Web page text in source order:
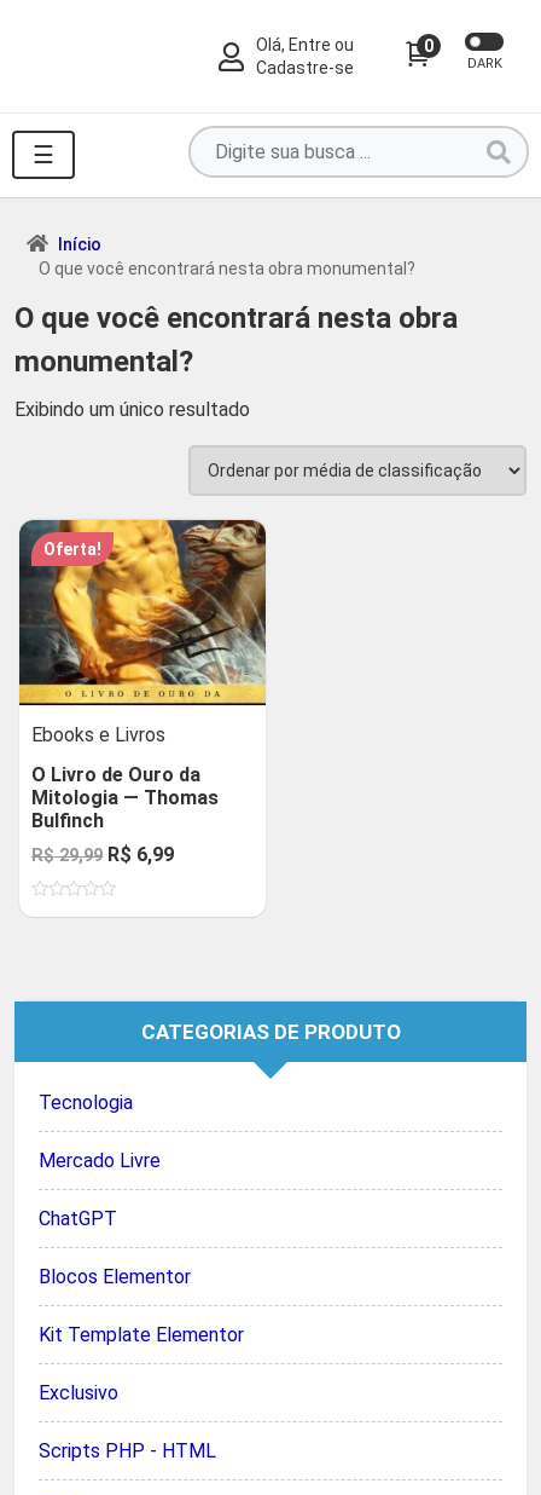
Olá, Entre ou
Cadastre-se
0
DARK
☰
Pesquise
por
produtos
...
Início
O que você encontrará nesta obra monumental?
O que você encontrará nesta obra
monumental?
Exibindo um único resultado
Oferta!
Ebooks e Livros
O Livro de Ouro da
Mitologia — Thomas
Bulfinch
R$29,99 O
preço
original
R$ 6,99O
atual
CATEGORIAS DE PRODUTO
Tecnologia
Mercado Livre
ChatGPT
Blocos Elementor
Kit Template Elementor
Exclusivo
Scripts PHP - HTML